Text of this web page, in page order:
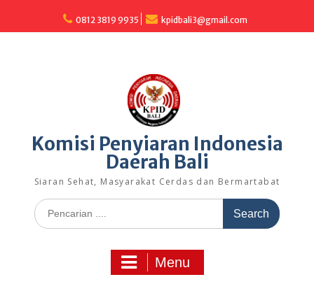
content
0812 3819 9935 kpidbali3@gmail.com
Komisi Penyiaran Indonesia
Daerah Bali
Siaran Sehat, Masyarakat Cerdas dan Bermartabat
Search
for:
Menu